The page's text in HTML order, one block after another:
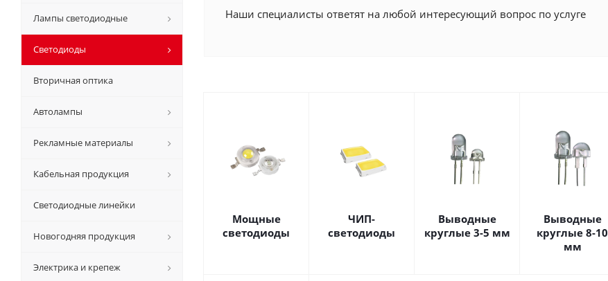
Наши специалисты ответят на любой интересующий вопрос по услуге
Мощные
светодиоды
ЧИП-
светодиоды
Выводные
круглые 3-5 мм
Выводные
круглые 8-10
мм
Лампы светодиодные
Светодиоды
Вторичная оптика
Автолампы
Рекламные материалы
Кабельная продукция
Светодиодные линейки
Новогодняя продукция
Электрика и крепеж